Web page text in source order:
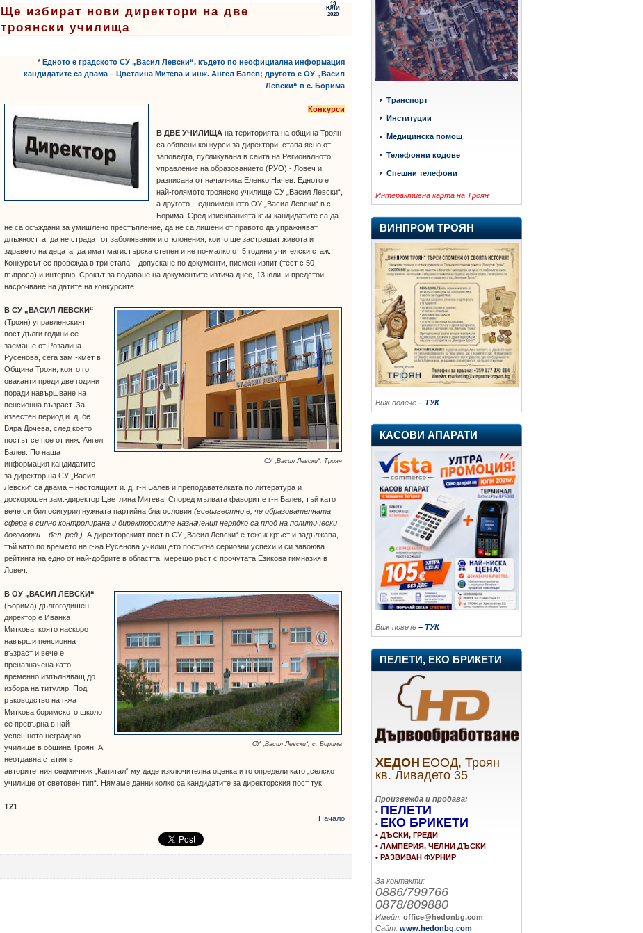
13
ЮЛИ
2020
Ще избират нови директори на две
троянски училища
* Едното е градското СУ „Васил Левски“, където по неофициална информация
кандидатите са двама – Цветлина Митева и инж. Ангел Балев; другото е ОУ „Васил
Левски“ в с. Борима
Конкурси
В ДВЕ УЧИЛИЩА на територията на община Троян
са обявени конкурси за директори, става ясно от
заповедта, публикувана в сайта на Регионалното
управление на образованието (РУО) - Ловеч и
разписана от началника Еленко Начев. Едното е
най-голямото троянско училище СУ „Васил Левски“,
а другото – едноименното ОУ „Васил Левски“ в с.
Борима. Сред изискванията към кандидатите са да
не са осъждани за умишлено престъпление, да не са лишени от правото да упражняват
длъжността, да не страдат от заболявания и отклонения, които ще застрашат живота и
здравето на децата, да имат магистърска степен и не по-малко от 5 години учителски стаж.
Конкурсът се провежда в три етапа – допускане по документи, писмен изпит (тест с 50
въпроса) и интервю. Срокът за подаване на документите изтича днес, 13 юли, и предстои
насрочване на датите на конкурсите.
СУ „Васил Левски“, Троян
В СУ „ВАСИЛ ЛЕВСКИ“
(Троян) управленският
пост дълги години се
заемаше от Розалина
Русенова, сега зам.-кмет в
Община Троян, която го
оваканти преди две години
поради навършване на
пенсионна възраст. За
известен период и. д. бе
Вяра Дочева, след което
постът се пое от инж. Ангел
Балев. По наша
информация кандидатите
за директор на СУ „Васил
Левски“ са двама – настоящият и. д. г-н Балев и преподавателката по литература и
доскорошен зам.-директор Цветлина Митева. Според мълвата фаворит е г-н Балев, тъй като
вече си бил осигурил нужната партийна благословия(всеизвестно е, че образователната
сфера е силно контролирана и директорските назначения нерядко са плод на политически
договорки – бел. ред.) . А директорският пост в СУ „Васил Левски“ е тежък кръст и задължава,
тъй като по времето на г-жа Русенова училището постигна сериозни успехи и си завоюва
рейтинга на едно от най-добрите в областта, мерещо ръст с прочутата Езикова гимназия в
Ловеч.
ОУ „Васил Левски“, с. Борима
В ОУ „ВАСИЛ ЛЕВСКИ“
(Борима) дългогодишен
директор е Иванка
Миткова, която наскоро
навърши пенсионна
възраст и вече е
преназначена като
временно изпълняващ до
избора на титуляр. Под
ръководство на г-жа
Миткова боримското школо
се превърна в най-
успешното неградско
училище в община Троян. А
неотдавна статия в
авторитетния седмичник „Капитал“ му даде изключителна оценка и го определи като „селско
училище от световен тип“. Нямаме данни колко са кандидатите за директорския пост тук.
Т21
Начало
Транспорт
Институции
Медицинска помощ
Телефонни кодове
Спешни телефони
Интерактивна карта на Троян
ВИНПРОМ ТРОЯН
Виж повече – ТУК
КАСОВИ АПАРАТИ
Виж повече – ТУК
ПЕЛЕТИ, ЕКО БРИКЕТИ
ХЕДОН ЕООД, Троян
кв. Ливадето 35
Произвежда и продава:
• ПЕЛЕТИ
• ЕКО БРИКЕТИ
• ДЪСКИ, ГРЕДИ
• ЛАМПЕРИЯ, ЧЕЛНИ ДЪСКИ
• РАЗВИВАН ФУРНИР
За контакти:
0886/799766
0878/809880
Имейл: office@hedonbg.com
Сайт: www.hedonbg.com